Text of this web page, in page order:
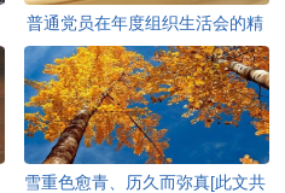
普通党员在年度组织生活会的精
彩发言[此文共11317字]
雪重色愈青、历久而弥真[此文共